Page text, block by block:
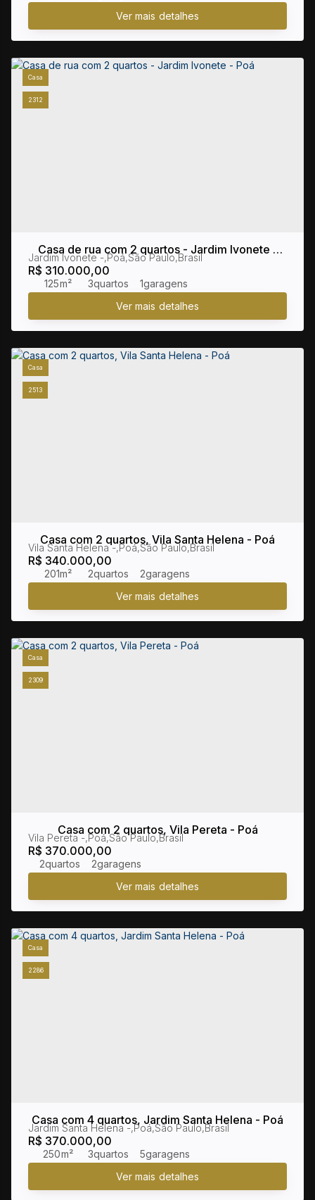
2312
Casa
Casa de rua com 2 quartos - Jardim Ivonete -
Poá
R$ 310.000,00
Jardim Ivonete ,Poá,São Paulo,Brasil
3
125m² 1
2513
Casa
Casa com 2 quartos, Vila Santa Helena - Poá
R$ 340.000,00
Vila Santa Helena ,Poá,São Paulo,Brasil
2
201m² 2
2309
Casa
Casa com 2 quartos, Vila Pereta - Poá
R$ 370.000,00
Vila Pereta ,Poá,São Paulo,Brasil
2 2
2286
Casa
Casa com 4 quartos, Jardim Santa Helena - Poá
R$ 370.000,00
Jardim Santa Helena ,Poá,São Paulo,Brasil
3
250m² 5